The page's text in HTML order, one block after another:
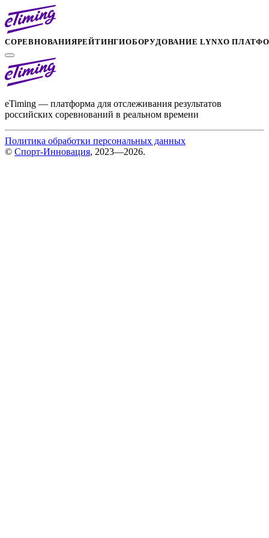
СОРЕВНОВАНИЯРЕЙТИНГИОБОРУДОВАНИЕ LYNXО
eTiming — платформа для отслеживания результатов
российских соревнований в реальном времени
Политика обработки персональных данных
© Спорт-Инновация, 2023—2026.